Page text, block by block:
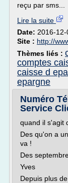
reçu par sms...
Lire la suite
Date: 2016-12-
Site : http://
Thèmes liés :
comptes
caisse d
epargne
Numéro
Service
quand il s'agit
Des qu'on a
va !
Des
Yves
Depuis plus